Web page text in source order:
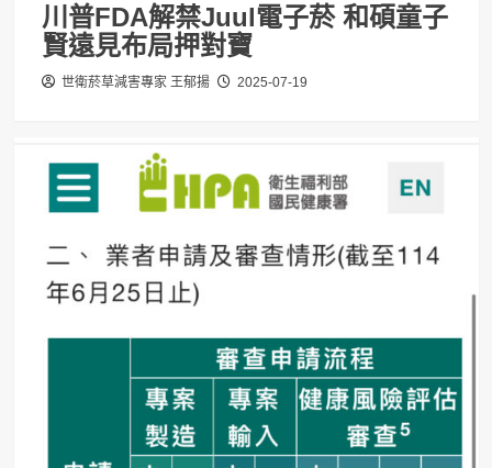
川普FDA解禁Juul電子菸 和碩童子
賢遠見布局押對寶
世衛菸草減害專家 王郁揚 2025-07-19